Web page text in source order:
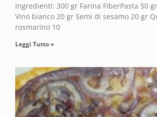
Ingredienti: 300 gr Farina FiberPasta 50
Vino bianco 20 gr Semi di sesamo 20 gr
rosmarino 10
Leggi Tutto »